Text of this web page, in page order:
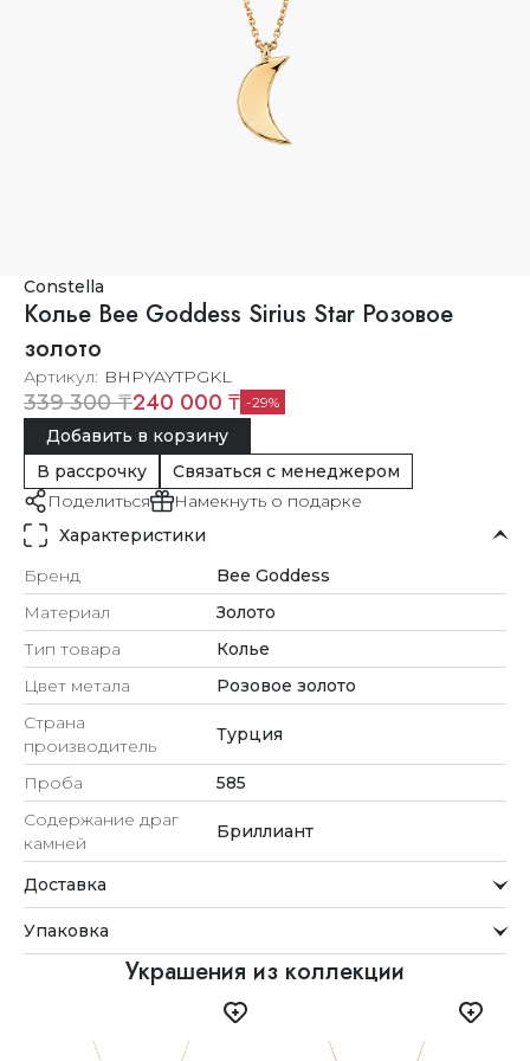
Constella
Колье Bee Goddess Sirius Star Розовое
золото
Артикул BHPYAYTPGKL
339 300 ₸240 000 ₸ 29
Добавить в корзину
В рассрочку
Связаться с менеджером
Поделиться
Намекнуть о подарке
Характеристики
Бренд
Bee Goddess
Материал
Золото
Тип товара
Колье
Цвет метала
Розовое золото
Страна
производитель
Турция
Проба
585
Содержание драг
камней
Бриллиант
Доставка
Мы стремимся обрабатывать заказы максимально
быстро и доставлять их прямо до вашей двери в
удобное для вас время.
Для клиентов из Астаны, Алматы, Шымкента и Ташкента
Упаковка
Внимание к деталям
Каждое украшение проходит тщательную проверку
Упаковка
Украшения из коллекции